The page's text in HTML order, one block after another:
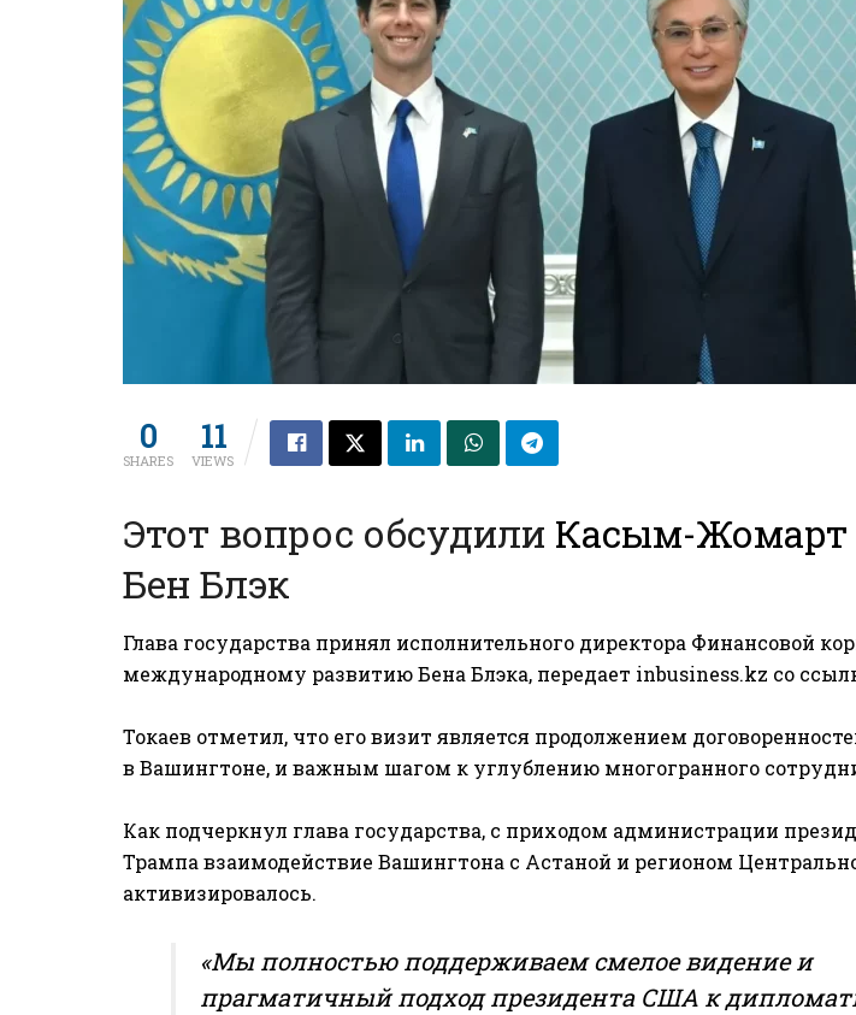
0
SHARES
11
VIEWS
Этот вопрос обсудили Касым-Жомарт
Бен Блэк
Глава государства принял исполнительного директора Финансовой
международному развитию Бена Блэка, передает inbusiness.kz со
Токаев отметил, что его визит является продолжением
в Вашингтоне, и важным шагом к углублению многогранного
Как подчеркнул глава государства, с приходом администрации
Трампа взаимодействие Вашингтона с Астаной и регионом
активизировалось.
«Мы полностью поддерживаем смелое видение и
прагматичный подход президента США к
за